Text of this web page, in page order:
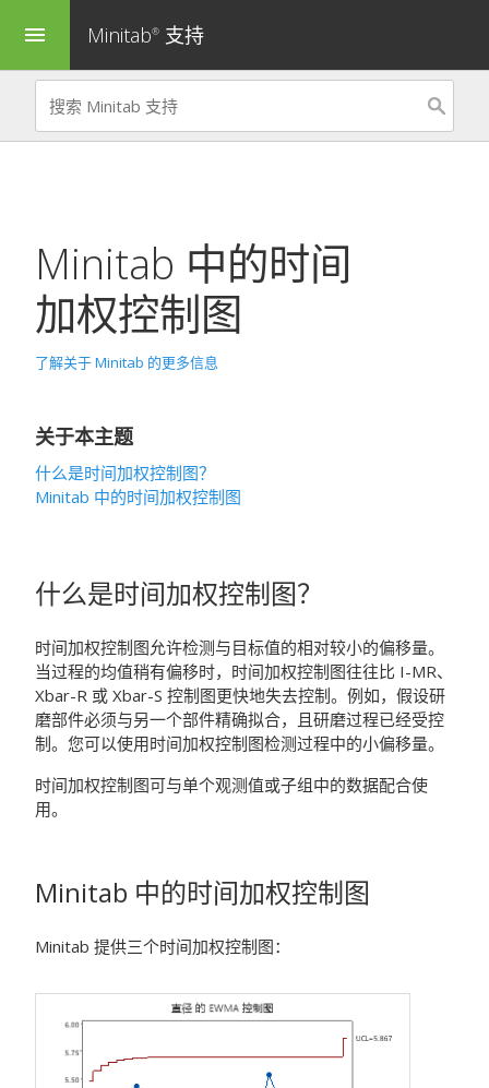
menu Minitab® 支持
Minitab 中的时间
加权控制图
了解关于 Minitab 的更多信息
关于本主题
什么是时间加权控制图？
Minitab 中的时间加权控制图
什么是时间加权控制图？
时间加权控制图允许检测与目标值的相对较小的偏移量。
当过程的均值稍有偏移时，时间加权控制图往往比 I-MR、
Xbar-R 或 Xbar-S 控制图更快地失去控制。例如，假设研
磨部件必须与另一个部件精确拟合，且研磨过程已经受控
制。您可以使用时间加权控制图检测过程中的小偏移量。
时间加权控制图可与单个观测值或子组中的数据配合使
用。
Minitab 中的时间加权控制图
Minitab 提供三个时间加权控制图：